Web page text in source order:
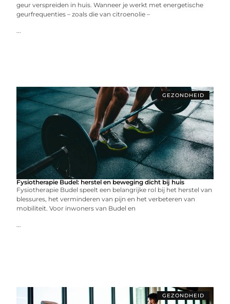
geur verspreiden in huis. Wanneer je werkt met energetische
geurfrequenties – zoals die van citroenolie –
...
GEZONDHEID
Fysiotherapie Budel: herstel en beweging dicht bij huis
Fysiotherapie Budel speelt een belangrijke rol bij het herstel van
blessures, het verminderen van pijn en het verbeteren van
mobiliteit. Voor inwoners van Budel en
...
GEZONDHEID